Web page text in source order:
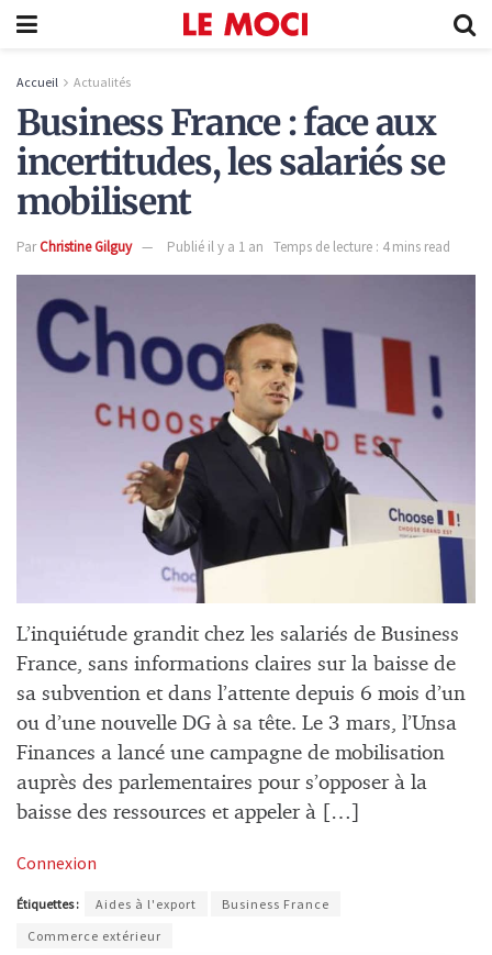
Accueil Actualités
Business France : face aux
incertitudes, les salariés se
mobilisent
ParChristine Gilguy Publié il y a 1 an Temps de lecture : 4 mins read
L’inquiétude grandit chez les salariés de Business
France, sans informations claires sur la baisse de
sa subvention et dans l’attente depuis 6 mois d’un
ou d’une nouvelle DG à sa tête. Le 3 mars, l’Unsa
Finances a lancé une campagne de mobilisation
auprès des parlementaires pour s’opposer à la
baisse des ressources et appeler à […]
Connexion
Étiquettes : Aides à l'export
Business France
Commerce extérieur